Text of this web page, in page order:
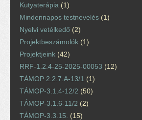
Kutyaterápia (1)
Mindennapos testnevelés (1)
Nyelvi vetélkedő (2)
Projektbeszámolók (1)
Projektjeink (42)
RRF-1.2.4-25-2025-00053 (12)
TÁMOP 2.2.7.A-13/1 (1)
TÁMOP-3.1.4-12/2 (50)
TÁMOP-3.1.6-11/2 (2)
TÁMOP-3.3.15.
(15)